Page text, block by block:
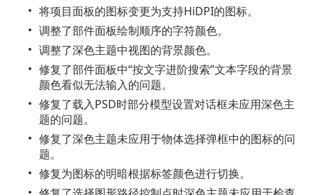
将项目面板的图标变更为支持HiDPI的图标。
调整了部件面板绘制顺序的字符颜色。
调整了深色主题中视图的背景颜色。
修复了部件面板中“按文字进阶搜索”文本字段的背景
颜色看似无法输入的问题。
修复了载入PSD时部分模型设置对话框未应用深色主
题的问题。
修复了深色主题未应用于物体选择弹框中的图标的问
题。
修复为图标的明暗根据标签颜色进行切换。